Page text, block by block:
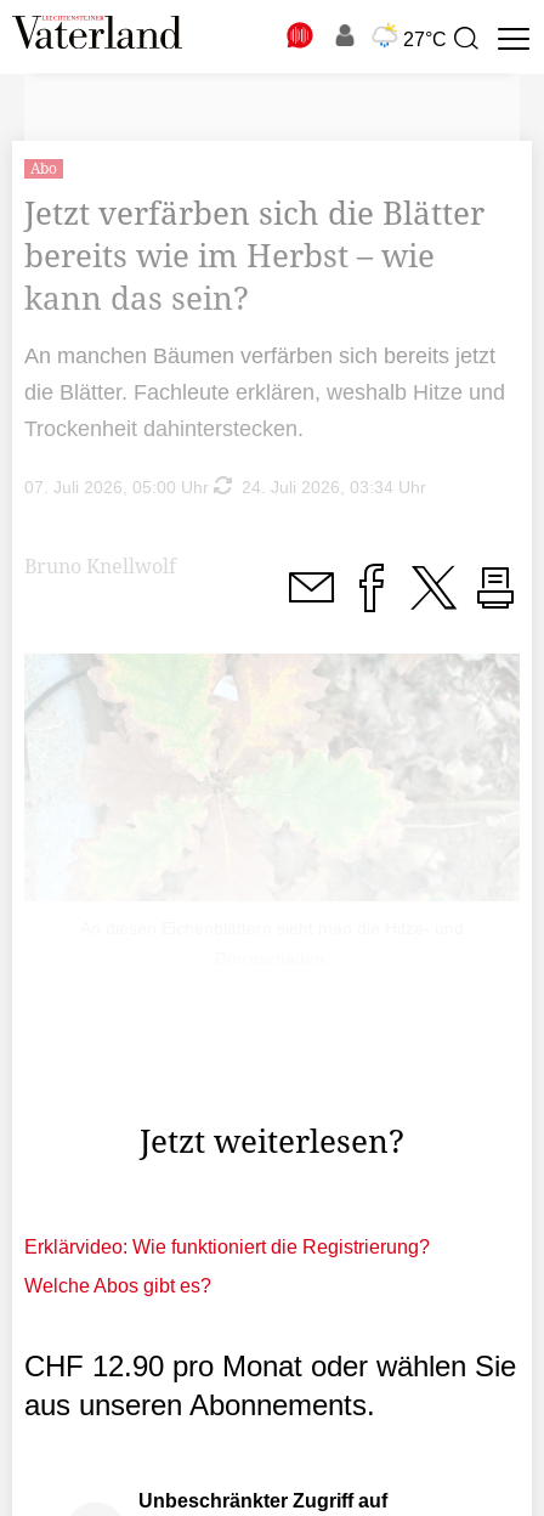
27°C
Suchbegriff
Abo
Jetzt verfärben sich die Blätter
bereits wie im Herbst – wie
kann das sein?
An manchen Bäumen verfärben sich bereits jetzt
die Blätter. Fachleute erklären, weshalb Hitze und
Trockenheit dahinterstecken.
07. Juli 2026, 05:00 Uhr 24. Juli 2026, 03:34 Uhr
Bruno Knellwolf
Jetzt weiterlesen?
Erklärvideo: Wie funktioniert die Registrierung?
Welche Abos gibt es?
CHF 12.90 pro Monat oder wählen Sie
aus unseren Abonnements.
Unbeschränkter Zugriff auf